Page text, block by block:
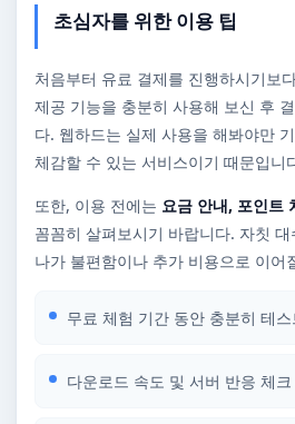
초심자를 위한 이용 팁
처음부터 유료 결제를 진행하시기보
제공 기능을 충분히 사용해 보신 후
다. 웹하드는 실제 사용을 해봐야만
체감할 수 있는 서비스이기 때문입니
또한, 이용 전에는 요금 안내, 포인트
꼼꼼히 살펴보시기 바랍니다. 자칫
나가 불편함이나 추가 비용으로 이어
무료 체험 기간 동안 충분히 테스
다운로드 속도 및 서버 반응 체